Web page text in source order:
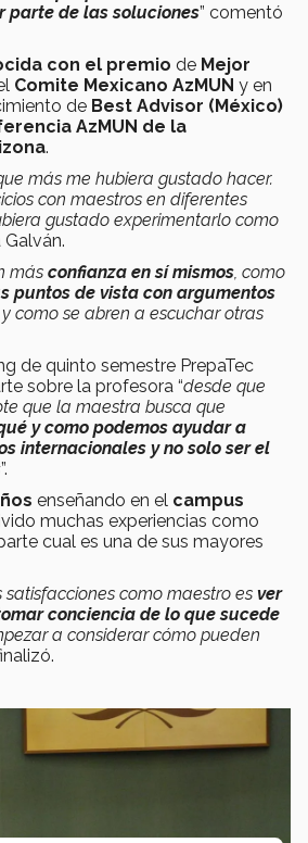
parte de las soluciones” comentó
con el premio de Mejor
Comite Mexicano AzMUN y en
de Best Advisor (México)
AzMUN de la
.
más me hubiera gustado hacer.
con maestros en diferentes
gustado experimentarlo como
Galván.
más confianza en sí mismos, como
puntos de vista con argumentos
y como se abren a escuchar otras
de quinto semestre PrepaTec
sobre la profesora “desde que
que la maestra busca que
y como podemos ayudar a
internacionales y no solo ser el
”.
enseñando en el campus
muchas experiencias como
cual es una de sus mayores
como maestro es ver
conciencia de lo que sucede
a considerar cómo pueden